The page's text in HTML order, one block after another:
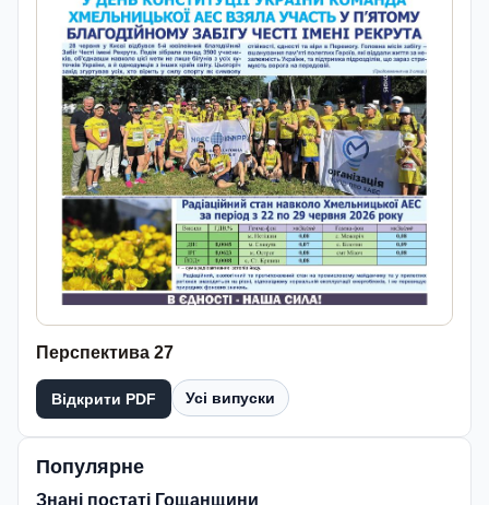
Перспектива 27
Відкрити PDF Усі випуски
Популярне
Знані постаті Гощанщини